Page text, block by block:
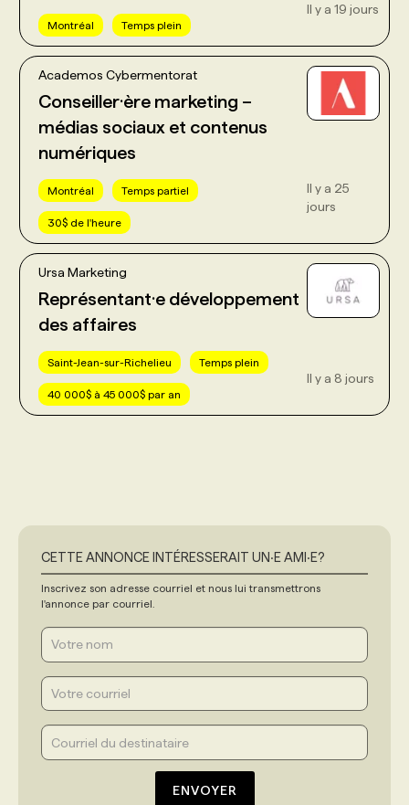
Montréal Temps plein
Il y a 19 jours
Academos Cybermentorat
Conseiller·ère marketing –
médias sociaux et contenus
numériques
Montréal Temps partiel
30$ de l'heure
Il y a 25
jours
Ursa Marketing
Représentant·e développement
des affaires
Saint-Jean-sur-Richelieu Temps plein
40 000$ à 45 000$ par an
Il y a 8 jours
CETTE ANNONCE INTÉRESSERAIT UN‧E AMI‧E?
Inscrivez son adresse courriel et nous lui transmettrons
l'annonce par courriel.
ENVOYER